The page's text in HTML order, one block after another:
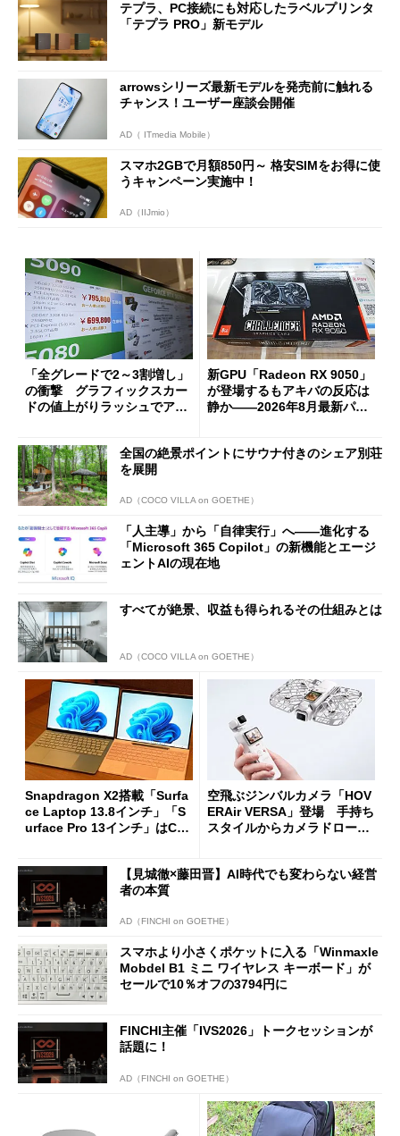
テプラ、PC接続にも対応したラベルプリンタ
「テプラ PRO」新モデル
arrowsシリーズ最新モデルを発売前に触れる
チャンス！ユーザー座談会開催
AD（ ITmedia Mobile）
スマホ2GBで月額850円～ 格安SIMをお得に使
うキャンペーン実施中！
AD（IIJmio）
「全グレードで2～3割増し」
の衝撃 グラフィックスカー
ドの値上がりラッシュでアキ
新GPU「Radeon RX 9050」
が登場するもアキバの反応は
静か――2026年8月最新パー
全国の絶景ポイントにサウナ付きのシェア別荘
を展開
AD（COCO VILLA on GOETHE）
「人主導」から「自律実行」へ――進化する
「Microsoft 365 Copilot」の新機能とエージ
ェントAIの現在地
すべてが絶景、収益も得られるその仕組みとは
AD（COCO VILLA on GOETHE）
Snapdragon X2搭載「Surfa
ce Laptop 13.8インチ」「S
urface Pro 13インチ」はCop
た
空飛ぶジンバルカメラ「HOV
ERAir VERSA」登場 手持ち
スタイルからカメラドローン
【見城徹×藤田晋】AI時代でも変わらない経営
者の本質
AD（FINCHI on GOETHE）
スマホより小さくポケットに入る「Winmaxle
Mobdel B1 ミニ ワイヤレス キーボード」が
セールで10％オフの3794円に
FINCHI主催「IVS2026」トークセッションが
話題に！
AD（FINCHI on GOETHE）